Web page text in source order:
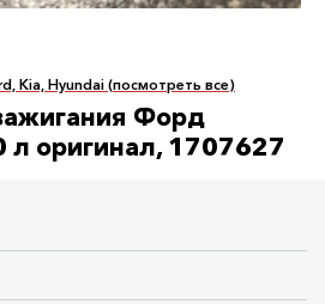
Kia, Hyundai (посмотреть все)
Форд
л оригинал, 1707627